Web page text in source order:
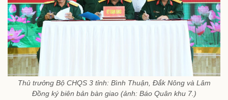
Thủ trưởng Bộ CHQS 3 tỉnh: Bình Thuận, Đắk Nông và Lâm
Đồng ký biên bản bàn giao (ảnh: Báo Quân khu 7.)